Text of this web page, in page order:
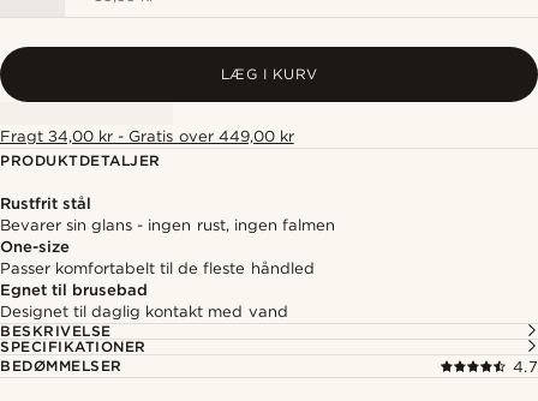
LÆG I KURV
Fragt 34,00 kr - Gratis over 449,00 kr
PRODUKTDETALJER
Rustfrit stål
Bevarer sin glans - ingen rust, ingen falmen
One-size
Passer komfortabelt til de fleste håndled
Egnet til brusebad
Designet til daglig kontakt med vand
BESKRIVELSE
SPECIFIKATIONER
BEDØMMELSER
4.7